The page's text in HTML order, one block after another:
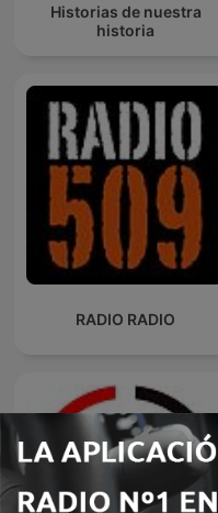
Historias de nuestra
historia
RADIO RADIO